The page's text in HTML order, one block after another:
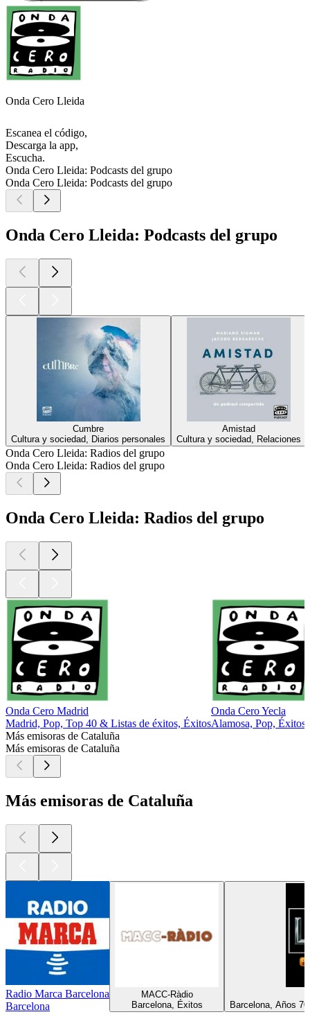
Onda Cero Lleida
Escanea el código,
Descarga la app,
Escucha.
Onda Cero Lleida: Podcasts del grupo
Onda Cero Lleida: Podcasts del grupo
Onda Cero Lleida: Podcasts del grupo
Cumbre
Cultura y sociedad, Diarios personales
Amistad
Cultura y sociedad, Relaciones
Onda Cero Lleida: Radios del grupo
Onda Cero Lleida: Radios del grupo
Onda Cero Lleida: Radios del grupo
Onda Cero Madrid
Madrid, Pop, Top 40 & Listas de éxitos, Éxitos
Onda Cero Yecla
Alamosa, Pop, Éxitos
Más emisoras de Cataluña
Más emisoras de Cataluña
Más emisoras de Cataluña
Radio Marca Barcelona
Barcelona
MACC-Ràdio
Barcelona, Éxitos
Barcelona, Años